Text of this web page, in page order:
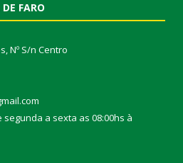
FARO
Nº S/n Centro
a sexta as 08:00hs à